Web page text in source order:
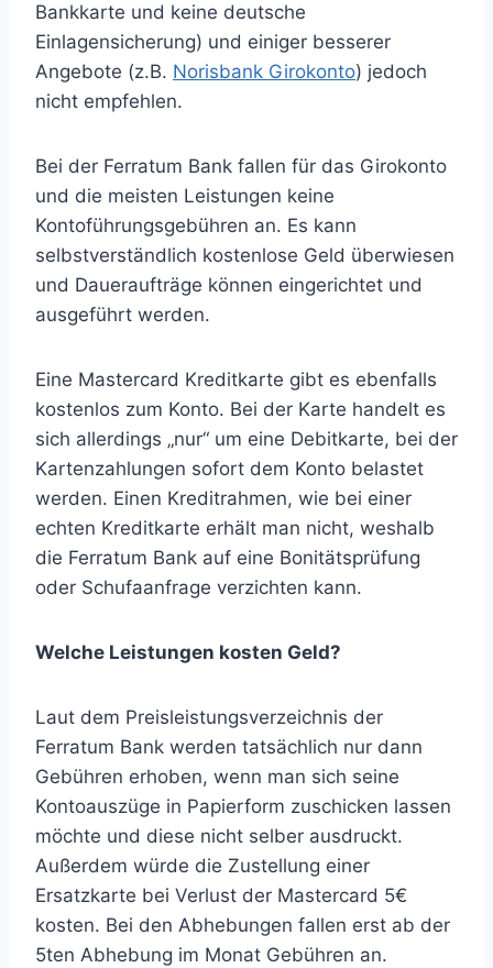
Bankkarte und keine deutsche
Einlagensicherung) und einiger besserer
Angebote (z.B. Norisbank Girokonto) jedoch
nicht empfehlen.
Bei der Ferratum Bank fallen für das Girokonto
und die meisten Leistungen keine
Kontoführungsgebühren an. Es kann
selbstverständlich kostenlose Geld überwiesen
und Daueraufträge können eingerichtet und
ausgeführt werden.
Eine Mastercard Kreditkarte gibt es ebenfalls
kostenlos zum Konto. Bei der Karte handelt es
sich allerdings „nur“ um eine Debitkarte, bei der
Kartenzahlungen sofort dem Konto belastet
werden. Einen Kreditrahmen, wie bei einer
echten Kreditkarte erhält man nicht, weshalb
die Ferratum Bank auf eine Bonitätsprüfung
oder Schufaanfrage verzichten kann.
Welche Leistungen kosten Geld?
Laut dem Preisleistungsverzeichnis der
Ferratum Bank werden tatsächlich nur dann
Gebühren erhoben, wenn man sich seine
Kontoauszüge in Papierform zuschicken lassen
möchte und diese nicht selber ausdruckt.
Außerdem würde die Zustellung einer
Ersatzkarte bei Verlust der Mastercard 5€
kosten. Bei den Abhebungen fallen erst ab der
5ten Abhebung im Monat Gebühren an.